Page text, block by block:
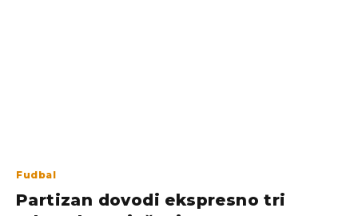
Fudbal
Partizan dovodi ekspresno tri